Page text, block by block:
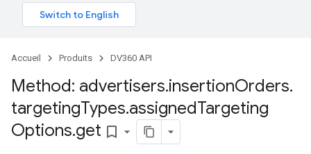
Accueil Produits DV360 API
Method: advertisers.insertionOrders.
targetingTypes.assignedTargeting
Options.get bookmark_border